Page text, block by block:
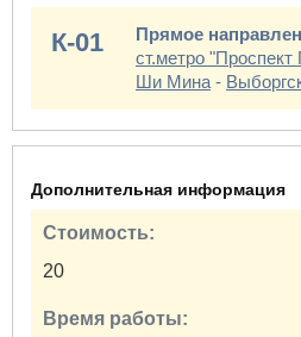
К-01
Прямое
ст.метро
Ши Мина -
Дополнительная информация
Стоимость:
20
Время работы: